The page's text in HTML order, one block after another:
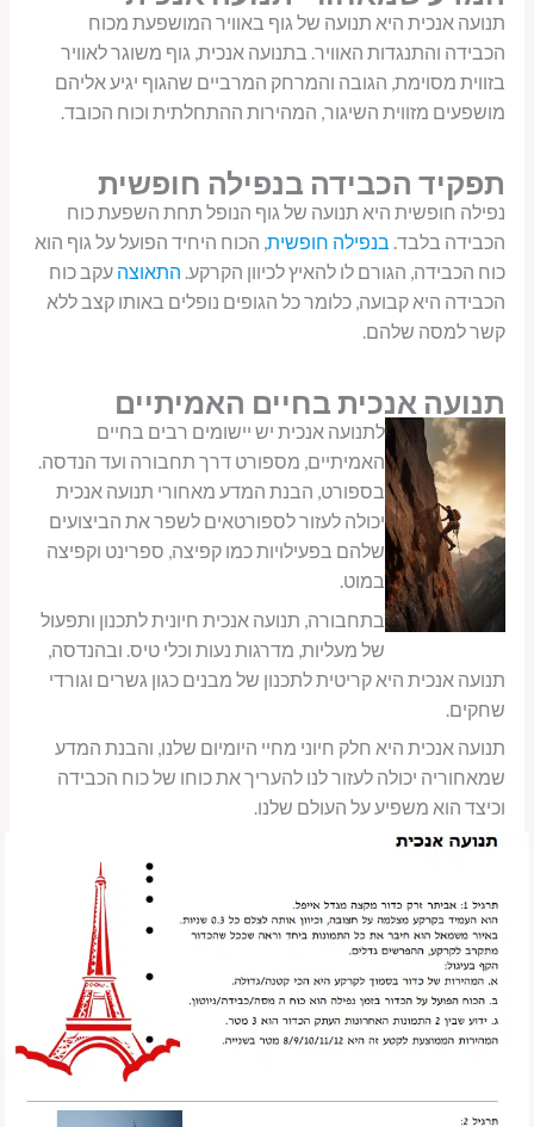
תנועה אנכית היא תנועה של גוף באוויר המושפעת מכוח
הכבידה והתנגדות האוויר. בתנועה אנכית, גוף משוגר לאוויר
בזווית מסוימת, הגובה והמרחק המרביים שהגוף יגיע אליהם
מושפעים מזווית השיגור, המהירות ההתחלתית וכוח הכובד.
תפקיד הכבידה בנפילה חופשית
נפילה חופשית היא תנועה של גוף הנופל תחת השפעת כוח
הכבידה בלבד. בנפילה חופשית, הכוח היחיד הפועל על גוף הוא
כוח הכבידה, הגורם לו להאיץ לכיוון הקרקע. התאוצה עקב כוח
הכבידה היא קבועה, כלומר כל הגופים נופלים באותו קצב ללא
קשר למסה שלהם.
תנועה אנכית בחיים האמיתיים
לתנועה אנכית יש יישומים רבים בחיים
האמיתיים, מספורט דרך תחבורה ועד הנדסה.
בספורט, הבנת המדע מאחורי תנועה אנכית
יכולה לעזור לספורטאים לשפר את הביצועים
שלהם בפעילויות כמו קפיצה, ספרינט וקפיצה
במוט.
בתחבורה, תנועה אנכית חיונית לתכנון ותפעול
של מעליות, מדרגות נעות וכלי טיס. ובהנדסה,
תנועה אנכית היא קריטית לתכנון של מבנים כגון גשרים וגורדי
שחקים.
תנועה אנכית היא חלק חיוני מחיי היומיום שלנו, והבנת המדע
שמאחוריה יכולה לעזור לנו להעריך את כוחו של כוח הכבידה
וכיצד הוא משפיע על העולם שלנו.